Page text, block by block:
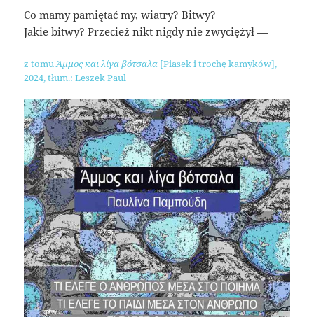
Co mamy pamiętać my, wiatry? Bitwy?
Jakie bitwy? Przecież nikt nigdy nie zwyciężył —
z tomuΆμμος και λίγα βότσαλα [Piasek i trochę kamyków],
2024, tłum.: Leszek Paul